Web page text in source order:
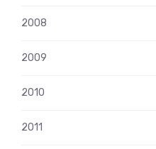
2008
2009
2010
2011